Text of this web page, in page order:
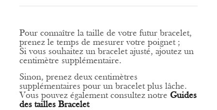
Pour connaître la taille de votre futur bracelet,
prenez le temps de mesurer votre poignet ;
Si vous souhaitez un bracelet ajusté, ajoutez un
centimètre supplémentaire.
Sinon, prenez deux centimètres
supplémentaires pour un bracelet plus lâche.
Vous pouvez également consultez notre Guides
des tailles Bracelet